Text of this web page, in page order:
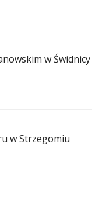
w Świdnicy
w Strzegomiu